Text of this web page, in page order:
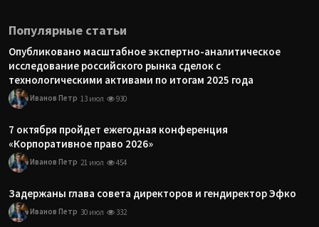
Популярные статьи
Опубликовано масштабное экспертно-аналитическое
исследование российского рынка сделок с
технологическими активами по итогам 2025 года
Иванов Петр 13 июл 930
7 октября пройдет ежегодная конференция
«Корпоративное право 2026»
Иванов Петр 21 июл 454
Задержаны глава совета директоров и гендиректор Эфко
Иванов Петр 30 июл 332